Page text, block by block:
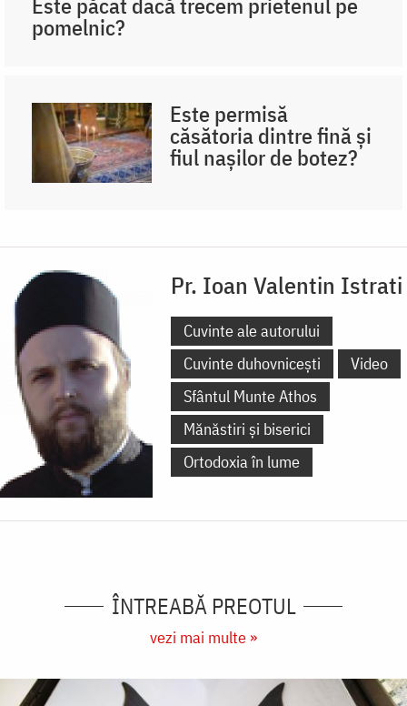
Este păcat dacă trecem prietenul pe
pomelnic?
Este permisă
căsătoria dintre fină și
fiul nașilor de botez?
Pr. Ioan Valentin Istrati
Cuvinte ale autorului
Cuvinte duhovnicești
Video
Sfântul Munte Athos
Mănăstiri și biserici
Ortodoxia în lume
ÎNTREABĂ PREOTUL
vezi mai multe »